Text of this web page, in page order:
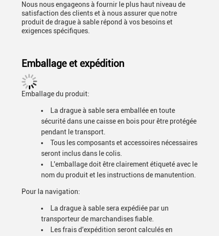
Nous nous engageons à fournir le plus haut niveau de
satisfaction des clients et à nous assurer que notre
produit de drague à sable répond à vos besoins et
exigences spécifiques.
Emballage et expédition
Emballage du produit:
La drague à sable sera emballée en toute
sécurité dans une caisse en bois pour être protégée
pendant le transport.
Tous les composants et accessoires nécessaires
seront inclus dans le colis.
L'emballage doit être clairement étiqueté avec le
nom du produit et les instructions de manutention.
Pour la navigation:
La drague à sable sera expédiée par un
transporteur de marchandises fiable.
Les frais d'expédition seront calculés en